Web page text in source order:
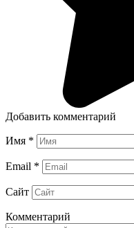
Добавить комментарий
Имя *
Email *
Сайт
Комментарий